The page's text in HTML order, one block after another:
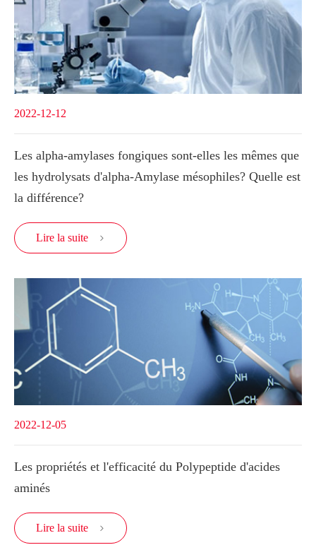
2022-12-12
Les alpha-amylases fongiques sont-elles les mêmes que
les hydrolysats d'alpha-Amylase mésophiles? Quelle est
la différence?
Lire la suite 
2022-12-05
Les propriétés et l'efficacité du Polypeptide d'acides
aminés
Lire la suite 